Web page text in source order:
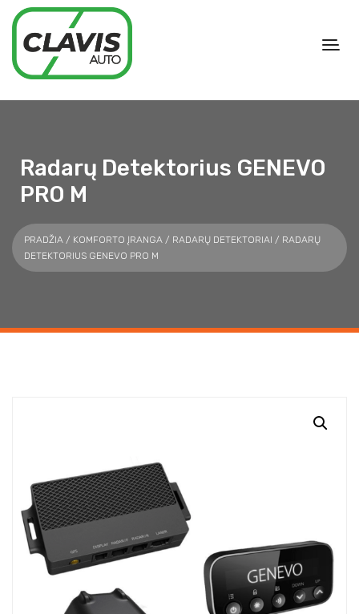
Radarų Detektorius GENEVO
PRO M
PRADŽIA / KOMFORTO ĮRANGA / RADARŲ DETEKTORIAI / RADARŲ
DETEKTORIUS GENEVO PRO M